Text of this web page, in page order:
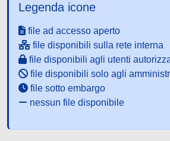
Legenda icone
file ad accesso aperto
file disponibili sulla rete interna
file disponibili agli utenti
file disponibili solo agli
file sotto embargo
nessun file disponibile